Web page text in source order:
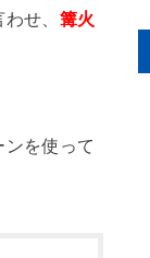
せ、 篝火
を使って